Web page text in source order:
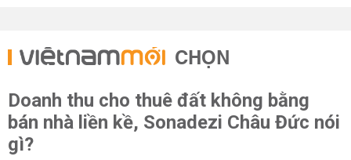
CHỌN
Doanh thu cho thuê đất không bằng
bán nhà liền kề, Sonadezi Châu Đức nói
gì?